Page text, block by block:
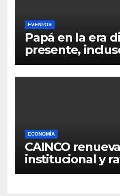
EVENTOS
Papá en la era
presente,
distancia
ECONOMÍA
CAINCO
institucional y
Pierre Antelo